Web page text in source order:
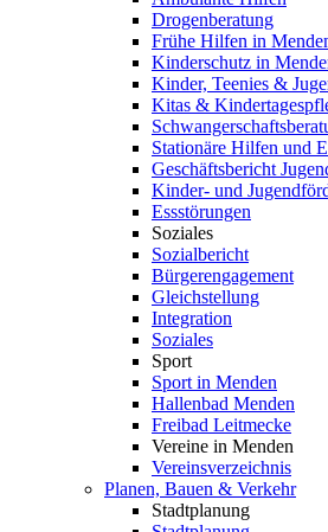
Drogenberatung
Frühe Hilfen in
Kinderschutz in
Kinder, Teenies &
Kitas &
Stationäre Hilfen und
Geschäftsbericht
Kinder- und
Essstörungen
Soziales
Sozialbericht
Bürgerengagement
Gleichstellung
Integration
Soziales
Sport
Sport in Menden
Hallenbad Menden
Freibad Leitmecke
Vereine in Menden
Vereinsverzeichnis
Planen, Bauen & Verkehr
Stadtplanung